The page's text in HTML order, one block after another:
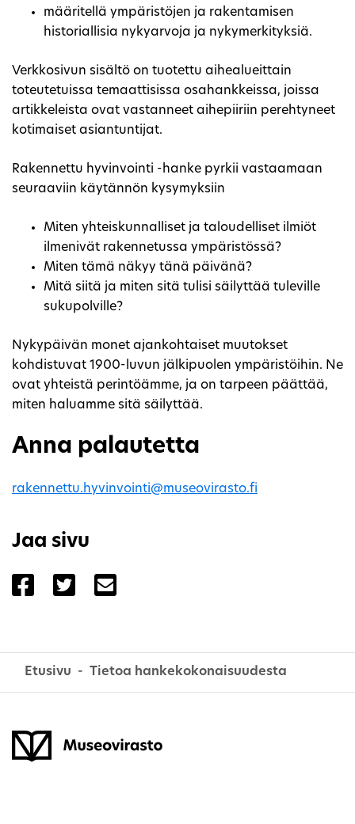
määritellä ympäristöjen ja rakentamisen
historiallisia nykyarvoja ja nykymerkityksiä.
Verkkosivun sisältö on tuotettu aihealueittain
toteutetuissa temaattisissa osahankkeissa, joissa
artikkeleista ovat vastanneet aihepiiriin perehtyneet
kotimaiset asiantuntijat.
Rakennettu hyvinvointi -hanke pyrkii vastaamaan
seuraaviin käytännön kysymyksiin
Miten yhteiskunnalliset ja taloudelliset ilmiöt
ilmenivät rakennetussa ympäristössä?
Miten tämä näkyy tänä päivänä?
Mitä siitä ja miten sitä tulisi säilyttää tuleville
sukupolville?
Nykypäivän monet ajankohtaiset muutokset
kohdistuvat 1900-luvun jälkipuolen ympäristöihin. Ne
ovat yhteistä perintöämme, ja on tarpeen päättää,
miten haluamme sitä säilyttää.
Anna palautetta
rakennettu.hyvinvointi@museovirasto.fi
Jaa sivu
Jaa sivu palvelussa Facebook
Jaa sivu palvelussa Twitter
Etusivu Tietoa hankekokonaisuudesta